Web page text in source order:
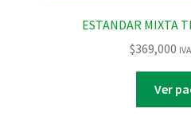
ESTANDAR MIXTA
$369,000
Ver